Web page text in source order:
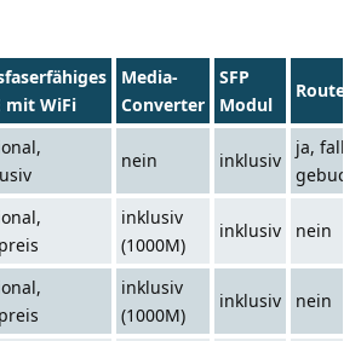
mit WiFi
Media-
Converter
SFP
Modul
nein inklusiv
ja, falls
inklusiv
(1000M)
inklusiv nein
inklusiv
(1000M)
inklusiv nein